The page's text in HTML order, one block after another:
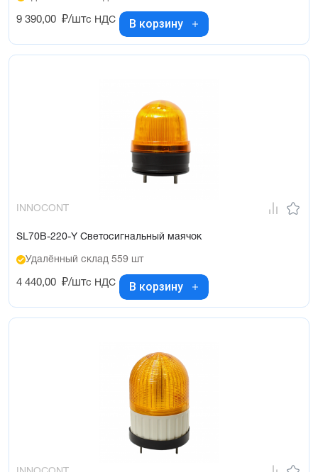
9 390,00 ₽/штс НДС В корзину
INNOCONT
SL70B-220-Y Светосигнальный маячок
Удалённый склад 559 шт
4 440,00 ₽/штс НДС В корзину